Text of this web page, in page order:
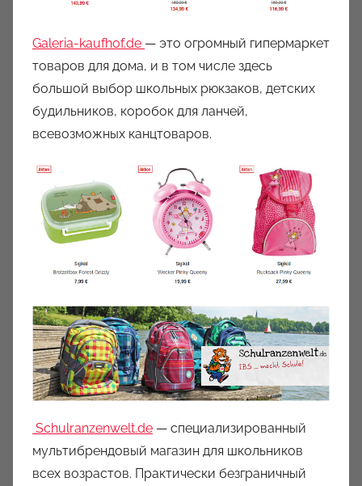
Galeria-kaufhof.de — это огромный гипермаркет
товаров для дома, и в том числе здесь
большой выбор школьных рюкзаков, детских
будильников, коробок для ланчей,
всевозможных канцтоваров.
Schulranzenwelt.de — специализированный
мультибрендовый магазин для школьников
всех возрастов. Практически безграничный